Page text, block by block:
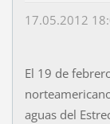
17.05.2012
El 19 de
aguas del